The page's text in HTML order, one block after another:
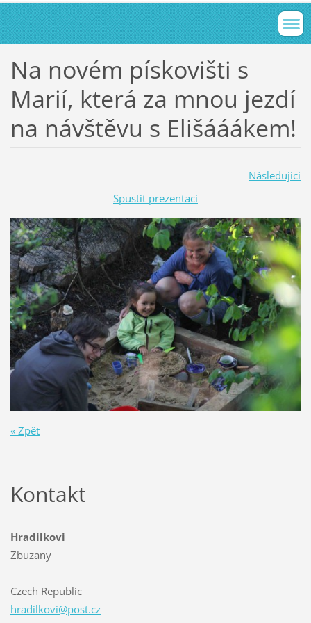
Na novém pískovišti s
Marií, která za mnou jezdí
na návštěvu s Elišááákem!
Následující
Spustit prezentaci
« Zpět
Kontakt
Hradilkovi
Zbuzany
Czech Republic
hradilkovi@post.cz